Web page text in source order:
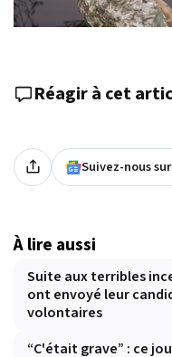
Réagir à cet
Suivez-nous
À lire aussi
Suite aux terribles
ont envoyé leur
volontaires
“C'était grave” : ce